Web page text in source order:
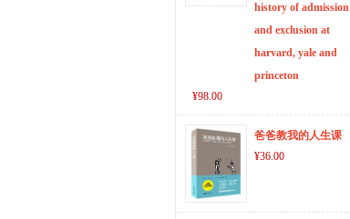
history of admission
and exclusion at
harvard, yale and
princeton
¥98.00
爸爸教我的人生课
¥36.00